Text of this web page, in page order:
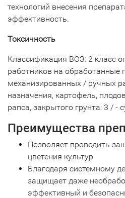
технологий внесения
эффективность.
Токсичность
Классификация ВОЗ: 2 класс
работников на обработанные
механизированных / ручных
назначения, картофель,
рапса, закрытого грунта: 3 / -
Преимущества
Позволяет проводить
цветения культур
Благодаря системному
защищает даже
эффективный и